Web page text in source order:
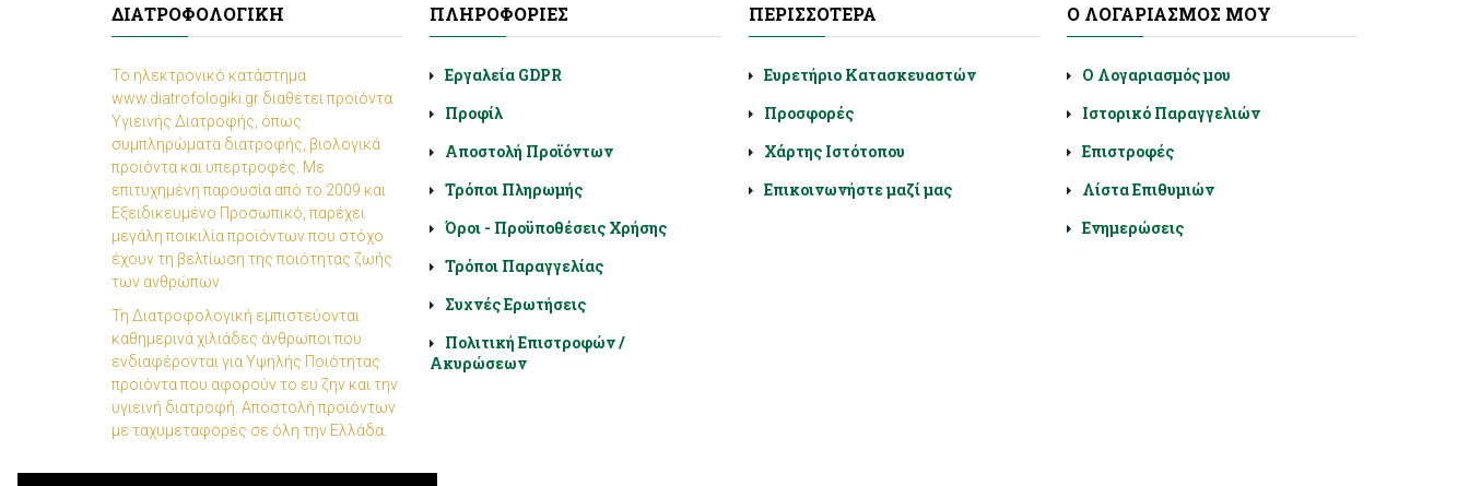
ΔΙΑΤΡΟΦΟΛΟΓΙΚΉ
Το ηλεκτρονικό κατάστημα
www.diatrofologiki.gr διαθέτει προϊόντα
Υγιεινής Διατροφής, όπως
συμπληρώματα διατροφής, βιολογικά
προϊόντα και υπερτροφές. Με
επιτυχημένη παρουσία από το 2009 και
Εξειδικευμένο Προσωπικό, παρέχει
μεγάλη ποικιλία προϊόντων που στόχο
έχουν τη βελτίωση της ποιότητας ζωής
των ανθρώπων.
Τη Διατροφολογική εμπιστεύονται
καθημερινά χιλιάδες άνθρωποι που
ενδιαφέρονται για Υψηλής Ποιότητας
προϊόντα που αφορούν το ευ ζην και την
υγιεινή διατροφή. Αποστολή προϊόντων
με ταχυμεταφορές σε όλη την Ελλάδα.
ΠΛΗΡΟΦΟΡΊΕΣ
Εργαλεία GDPR
Προφίλ
Αποστολή Προϊόντων
Τρόποι Πληρωμής
Όροι - Προϋποθέσεις Χρήσης
Τρόποι Παραγγελίας
Συχνές Ερωτήσεις
Πολιτική Επιστροφών /
Ακυρώσεων
ΠΕΡΙΣΣΌΤΕΡΑ
Ευρετήριο Κατασκευαστών
Προσφορές
Χάρτης Ιστότοπου
Επικοινωνήστε μαζί μας
Ο ΛΟΓΑΡΙΑΣΜΌΣ ΜΟΥ
Ο Λογαριασμός μου
Ιστορικό Παραγγελιών
Επιστροφές
Λίστα Επιθυμιών
Ενημερώσεις